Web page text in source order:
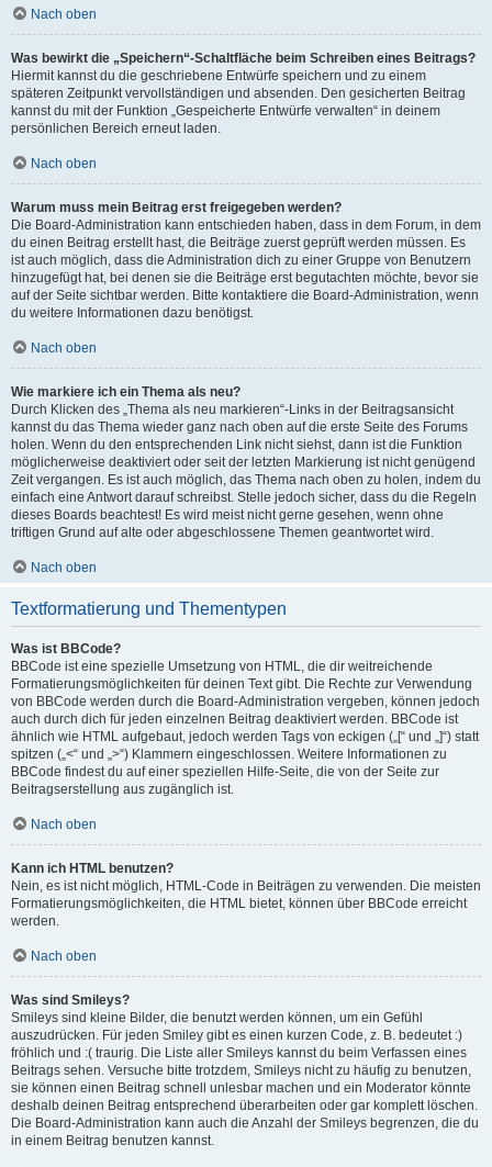
Nach oben
Was bewirkt die „Speichern“-Schaltfläche beim Schreiben eines Beitrags?
Hiermit kannst du die geschriebene Entwürfe speichern und zu einem
späteren Zeitpunkt vervollständigen und absenden. Den gesicherten Beitrag
kannst du mit der Funktion „Gespeicherte Entwürfe verwalten“ in deinem
persönlichen Bereich erneut laden.
Nach oben
Warum muss mein Beitrag erst freigegeben werden?
Die Board-Administration kann entschieden haben, dass in dem Forum, in dem
du einen Beitrag erstellt hast, die Beiträge zuerst geprüft werden müssen. Es
ist auch möglich, dass die Administration dich zu einer Gruppe von Benutzern
hinzugefügt hat, bei denen sie die Beiträge erst begutachten möchte, bevor sie
auf der Seite sichtbar werden. Bitte kontaktiere die Board-Administration, wenn
du weitere Informationen dazu benötigst.
Nach oben
Wie markiere ich ein Thema als neu?
Durch Klicken des „Thema als neu markieren“-Links in der Beitragsansicht
kannst du das Thema wieder ganz nach oben auf die erste Seite des Forums
holen. Wenn du den entsprechenden Link nicht siehst, dann ist die Funktion
möglicherweise deaktiviert oder seit der letzten Markierung ist nicht genügend
Zeit vergangen. Es ist auch möglich, das Thema nach oben zu holen, indem du
einfach eine Antwort darauf schreibst. Stelle jedoch sicher, dass du die Regeln
dieses Boards beachtest! Es wird meist nicht gerne gesehen, wenn ohne
triftigen Grund auf alte oder abgeschlossene Themen geantwortet wird.
Nach oben
Textformatierung und Thementypen
Was ist BBCode?
BBCode ist eine spezielle Umsetzung von HTML, die dir weitreichende
Formatierungsmöglichkeiten für deinen Text gibt. Die Rechte zur Verwendung
von BBCode werden durch die Board-Administration vergeben, können jedoch
auch durch dich für jeden einzelnen Beitrag deaktiviert werden. BBCode ist
ähnlich wie HTML aufgebaut, jedoch werden Tags von eckigen („[“ und „]“) statt
spitzen („<“ und „>“) Klammern eingeschlossen. Weitere Informationen zu
BBCode findest du auf einer speziellen Hilfe-Seite, die von der Seite zur
Beitragserstellung aus zugänglich ist.
Nach oben
Kann ich HTML benutzen?
Nein, es ist nicht möglich, HTML-Code in Beiträgen zu verwenden. Die meisten
Formatierungsmöglichkeiten, die HTML bietet, können über BBCode erreicht
werden.
Nach oben
Was sind Smileys?
Smileys sind kleine Bilder, die benutzt werden können, um ein Gefühl
auszudrücken. Für jeden Smiley gibt es einen kurzen Code, z. B. bedeutet :)
fröhlich und :( traurig. Die Liste aller Smileys kannst du beim Verfassen eines
Beitrags sehen. Versuche bitte trotzdem, Smileys nicht zu häufig zu benutzen,
sie können einen Beitrag schnell unlesbar machen und ein Moderator könnte
deshalb deinen Beitrag entsprechend überarbeiten oder gar komplett löschen.
Die Board-Administration kann auch die Anzahl der Smileys begrenzen, die du
in einem Beitrag benutzen kannst.